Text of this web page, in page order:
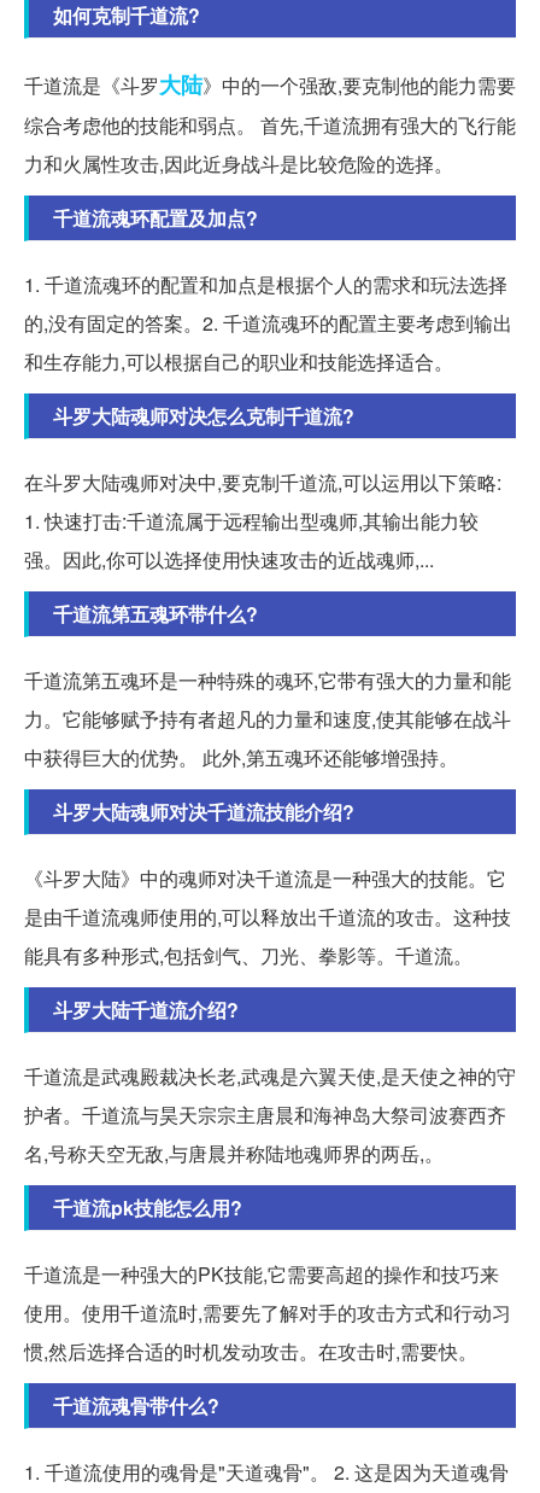
如何克制千道流?
千道流是《斗罗大陆》中的一个强敌,要克制他的能力需要
综合考虑他的技能和弱点。 首先,千道流拥有强大的飞行能
力和火属性攻击,因此近身战斗是比较危险的选择。
千道流魂环配置及加点?
1. 千道流魂环的配置和加点是根据个人的需求和玩法选择
的,没有固定的答案。2. 千道流魂环的配置主要考虑到输出
和生存能力,可以根据自己的职业和技能选择适合。
斗罗大陆魂师对决怎么克制千道流?
在斗罗大陆魂师对决中,要克制千道流,可以运用以下策略:
1. 快速打击:千道流属于远程输出型魂师,其输出能力较
强。因此,你可以选择使用快速攻击的近战魂师,...
千道流第五魂环带什么?
千道流第五魂环是一种特殊的魂环,它带有强大的力量和能
力。它能够赋予持有者超凡的力量和速度,使其能够在战斗
中获得巨大的优势。 此外,第五魂环还能够增强持。
斗罗大陆魂师对决千道流技能介绍?
《斗罗大陆》中的魂师对决千道流是一种强大的技能。它
是由千道流魂师使用的,可以释放出千道流的攻击。这种技
能具有多种形式,包括剑气、刀光、拳影等。千道流。
斗罗大陆千道流介绍?
千道流是武魂殿裁决长老,武魂是六翼天使,是天使之神的守
护者。千道流与昊天宗宗主唐晨和海神岛大祭司波赛西齐
名,号称天空无敌,与唐晨并称陆地魂师界的两岳,。
千道流pk技能怎么用?
千道流是一种强大的PK技能,它需要高超的操作和技巧来
使用。使用千道流时,需要先了解对手的攻击方式和行动习
惯,然后选择合适的时机发动攻击。在攻击时,需要快。
千道流魂骨带什么?
1. 千道流使用的魂骨是"天道魂骨"。 2. 这是因为天道魂骨